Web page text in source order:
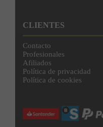
CLIENTES
Contacto
Profesionales
Afiliados
Política de privacidad
Política de cookies